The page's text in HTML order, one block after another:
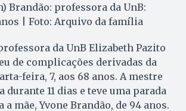
Brandão: professora da UnB:
| Foto: Arquivo da família
da UnB Elizabeth Pazito
de complicações derivadas da
feira, 7, aos 68 anos. A mestre
11 dias e teve uma parada
a mãe, Yvone Brandão, de 94 anos.